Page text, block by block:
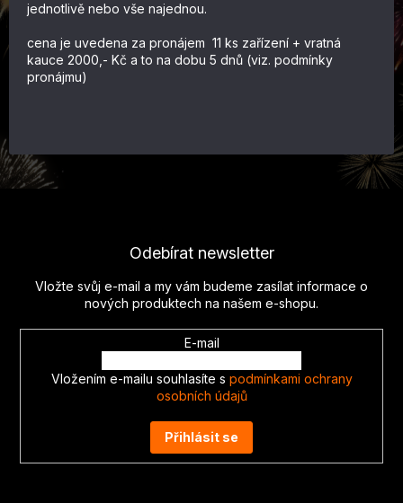
jednotlivě nebo vše najednou.
cena je uvedena za pronájem 11 ks zařízení + vratná
kauce 2000,- Kč a to na dobu 5 dnů (viz. podmínky
pronájmu)
Odebírat newsletter
Vložte svůj e-mail a my vám budeme zasílat informace o
nových produktech na našem e-shopu.
E-mail
Vložením e-mailu souhlasíte s podmínkami ochrany
osobních údajů
Přihlásit se